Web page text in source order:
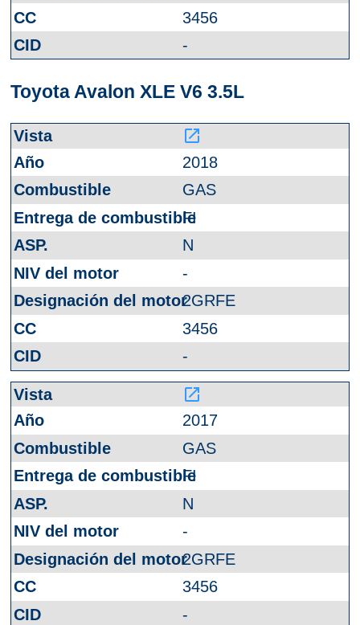
3456
-
Toyota Avalon XLE V6 3.5L
launch
2018
GAS
FI
N
-
2GRFE
3456
-
launch
2017
GAS
FI
N
-
2GRFE
3456
-